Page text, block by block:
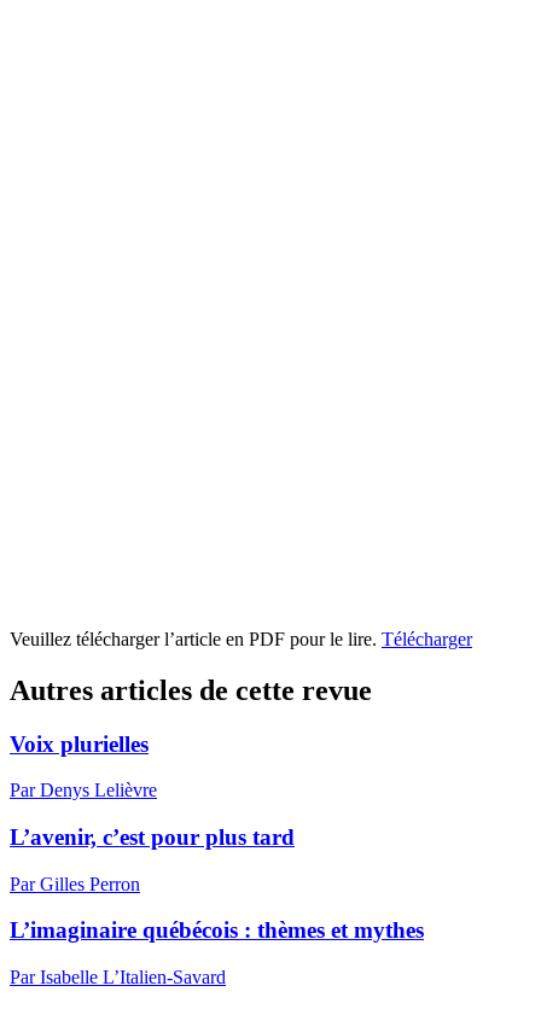
Veuillez télécharger l’article en PDF pour le lire. Télécharger
Autres articles de cette revue
Voix plurielles
Par Denys Lelièvre
L’avenir, c’est pour plus tard
Par Gilles Perron
L’imaginaire québécois : thèmes et mythes
Par Isabelle L’Italien-Savard